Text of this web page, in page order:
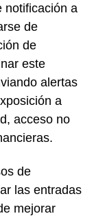
notificación a
de
de
este
alertas
a
acceso no
de
las entradas
mejorar